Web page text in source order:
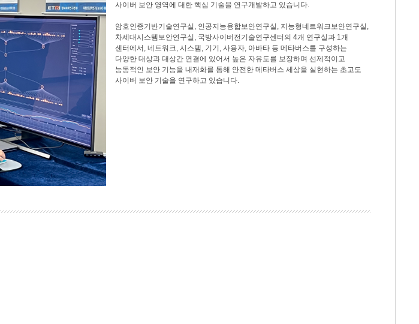
사이버 보안 영역에 대한 핵심 기술을 연구개발하고 있습니다.
암호인증기반기술연구실, 인공지능융합보안연구실, 지능형네트워크보안연구실,
차세대시스템보안연구실, 국방사이버전기술연구센터의 4개 연구실과 1개
센터에서, 네트워크, 시스템, 기기, 사용자, 아바타 등 메타버스를 구성하는
다양한 대상과 대상간 연결에 있어서 높은 자유도를 보장하며 선제적이고
능동적인 보안 기능을 내재화를 통해 안전한 메타버스 세상을 실현하는 초고도
사이버 보안 기술을 연구하고 있습니다.